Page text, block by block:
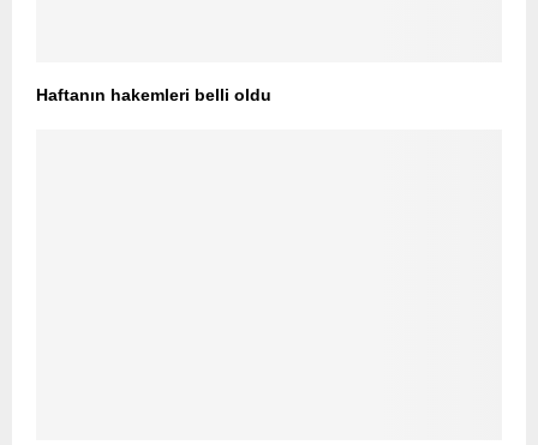
Haftanın hakemleri belli oldu